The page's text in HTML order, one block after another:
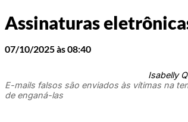
Assinaturas
07/10/2025 às 08:40
Isabelly
E-mails falsos são enviados às vítimas na
de enganá-las